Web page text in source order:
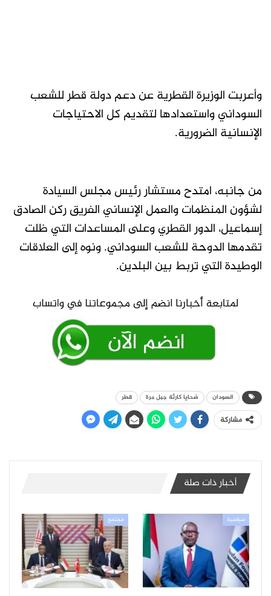
وأعربت الوزيرة القطرية عن دعم دولة قطر للشعب
السوداني واستعدادها لتقديم كل الاحتياجات
الإنسانية الضرورية.
من جانبه، امتدح مستشار رئيس مجلس السيادة
لشؤون المنظمات والعمل الإنساني الفريق ركن الصادق
إسماعيل، الدور القطري وعلى المساعدات التي ظلت
تقدمها الدوحة للشعب السوداني. ونوه إلى العلاقات
الوطيدة التي تربط بين البلدين.
السودان ضحايا كارثة جبل مرة قطر
مشاركة
أخبار ذات صلة
سياسية مجتمع